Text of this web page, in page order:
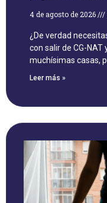
4 de agosto de 2026
¿De verdad
con salir de CG-NAT
muchísimas casas,
Leer más »